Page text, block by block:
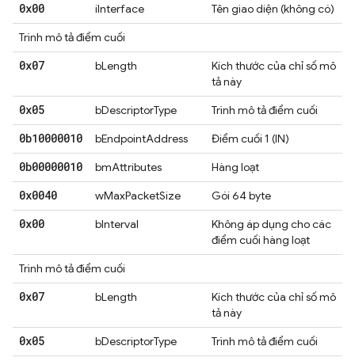
0x00 iInterface
Tên giao diện (không có)
Trình mô tả điểm cuối
0x07 bLength
Kích thước của chỉ số mô
tả này
0x05 bDescriptorType Trình mô tả điểm cuối
0b10000010 bEndpointAddress Điểm cuối 1 (IN)
0b00000010 bmAttributes Hàng loạt
0x0040 wMaxPacketSize Gói 64 byte
0x00 bInterval
Không áp dụng cho các
điểm cuối hàng loạt
Trình mô tả điểm cuối
0x07 bLength
Kích thước của chỉ số mô
tả này
0x05 bDescriptorType Trình mô tả điểm cuối